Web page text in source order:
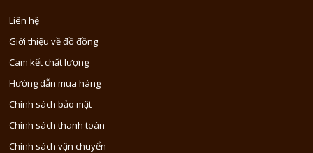
Liên hệ
Giới thiệu về đồ đồng
Cam kết chất lượng
Hướng dẫn mua hàng
Chính sách bảo mật
Chính sách thanh toán
Chính sách vận chuyển